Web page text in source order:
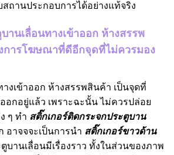
ถานประกอบการได้อย่างแท้จริง
านเลื่อนทางเข้าออก ห้างสรรพ
การโฆษณาที่ดีอีกจุดที่ไม่ควรมอง
งเข้าออก ห้างสรรพสินค้า เป็นจุดที่
อกอยู่แล้ว เพราะฉะนั้น ไม่ควรปล่อย
ๆ ทำ สติ๊กเกอร์ติดกระจกประตูบาน
อาจจจะเป็นการนำ สติ๊กเกอร์ขาวด้าน
บานเลื่อนมีเรื่องราว ทั้งในส่วนของภาพ